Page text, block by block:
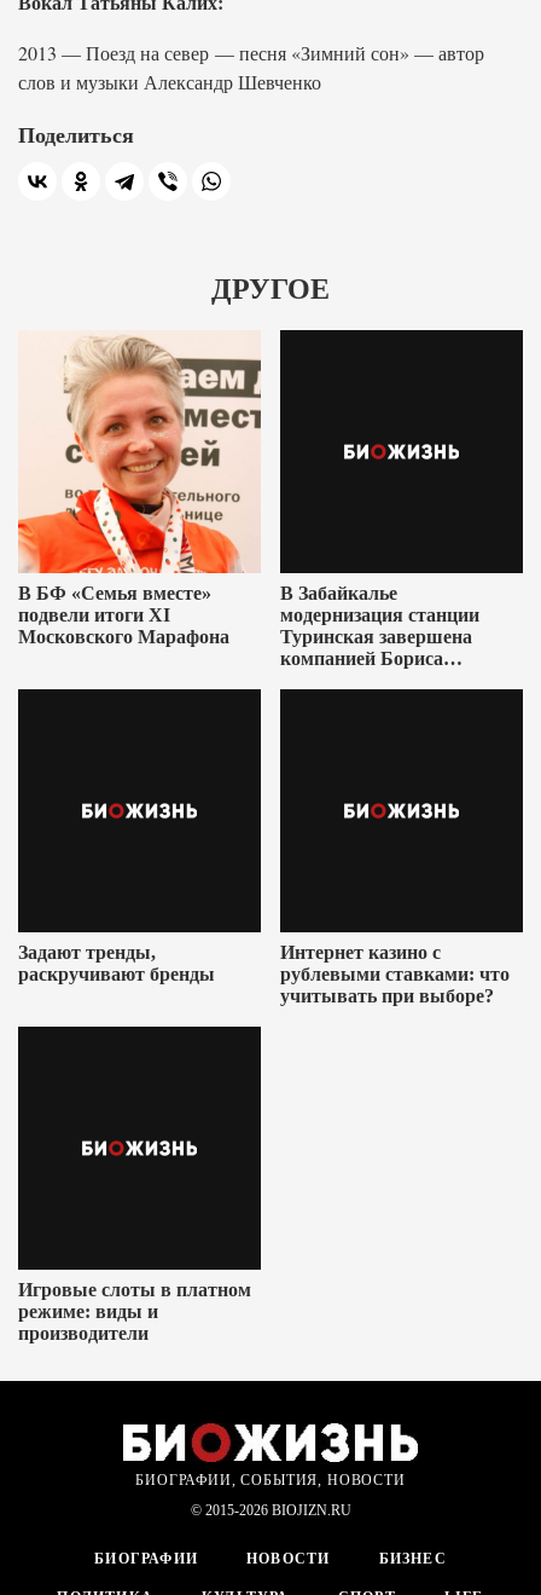
2013 — Поезд на север — песня «Зимний сон» — автор
слов и музыки Александр Шевченко
Поделиться
ДРУГОЕ
В БФ «Семья вместе»
подвели итоги XI
Московского Марафона
В Забайкалье
модернизация станции
Туринская завершена
компанией Бориса
Задают тренды,
раскручивают бренды
Интернет казино с
рублевыми ставками: что
учитывать при выборе?
Игровые слоты в платном
режиме: виды и
производители
БИОГРАФИИ, СОБЫТИЯ, НОВОСТИ
© 2015-2026 BIOJIZN.RU
БИОГРАФИИ НОВОСТИ БИЗНЕС